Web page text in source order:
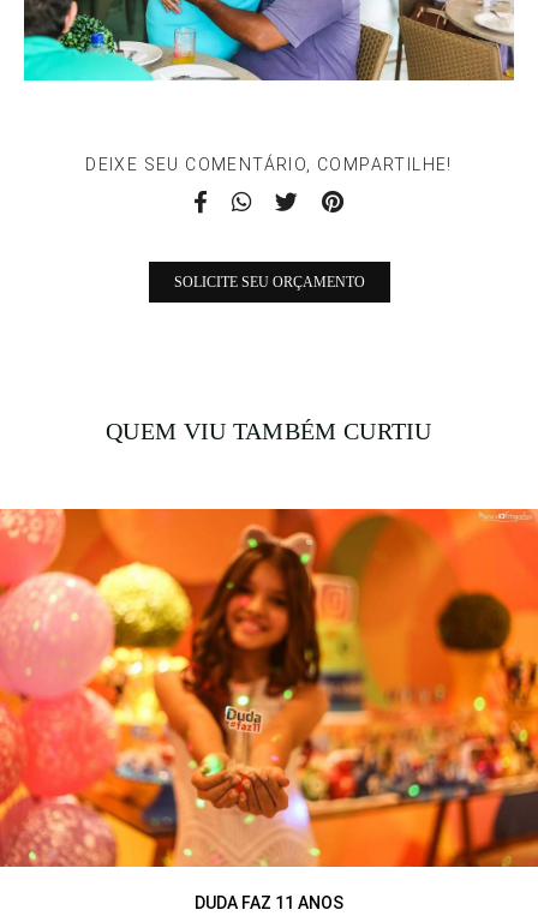
DEIXE SEU COMENTÁRIO, COMPARTILHE!
SOLICITE SEU ORÇAMENTO
QUEM VIU TAMBÉM CURTIU
DUDA FAZ 11 ANOS